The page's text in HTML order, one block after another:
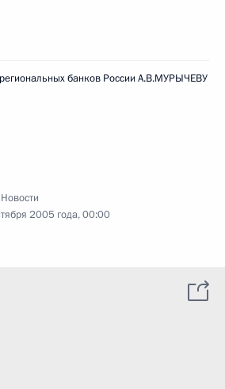
банков России А.В.МУРЫЧЕВУ
Новости
2005 года, 00:00